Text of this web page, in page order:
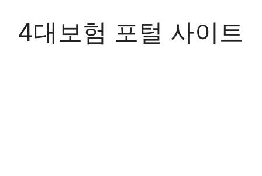
content4대보험 포털 사이트